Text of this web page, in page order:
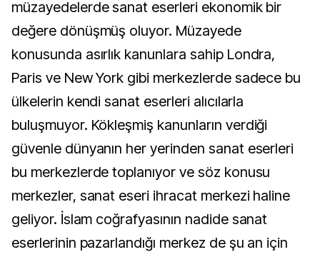
müzayedelerde sanat eserleri ekonomik bir
değere dönüşmüş oluyor. Müzayede
konusunda asırlık kanunlara sahip Londra,
Paris ve New York gibi merkezlerde sadece bu
ülkelerin kendi sanat eserleri alıcılarla
buluşmuyor. Kökleşmiş kanunların verdiği
güvenle dünyanın her yerinden sanat eserleri
bu merkezlerde toplanıyor ve söz konusu
merkezler, sanat eseri ihracat merkezi haline
geliyor. İslam coğrafyasının nadide sanat
eserlerinin pazarlandığı merkez de şu an için